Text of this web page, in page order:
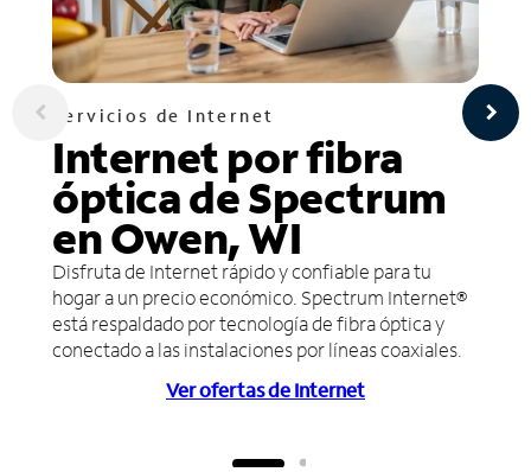
Servicios de Internet
Internet por fibra
óptica de Spectrum
en Owen, WI
Disfruta de Internet rápido y confiable para tu
hogar a un precio económico. Spectrum Internet®
está respaldado por tecnología de fibra óptica y
conectado a las instalaciones por líneas coaxiales.
Ver ofertas de Internet